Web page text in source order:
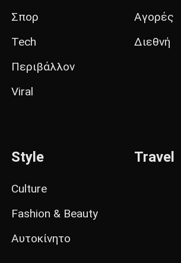
Σπορ
Tech
Περιβάλλον
Viral
Αγορές
Διεθνή
Style
Culture
Fashion & Beauty
Αυτοκίνητο
Travel